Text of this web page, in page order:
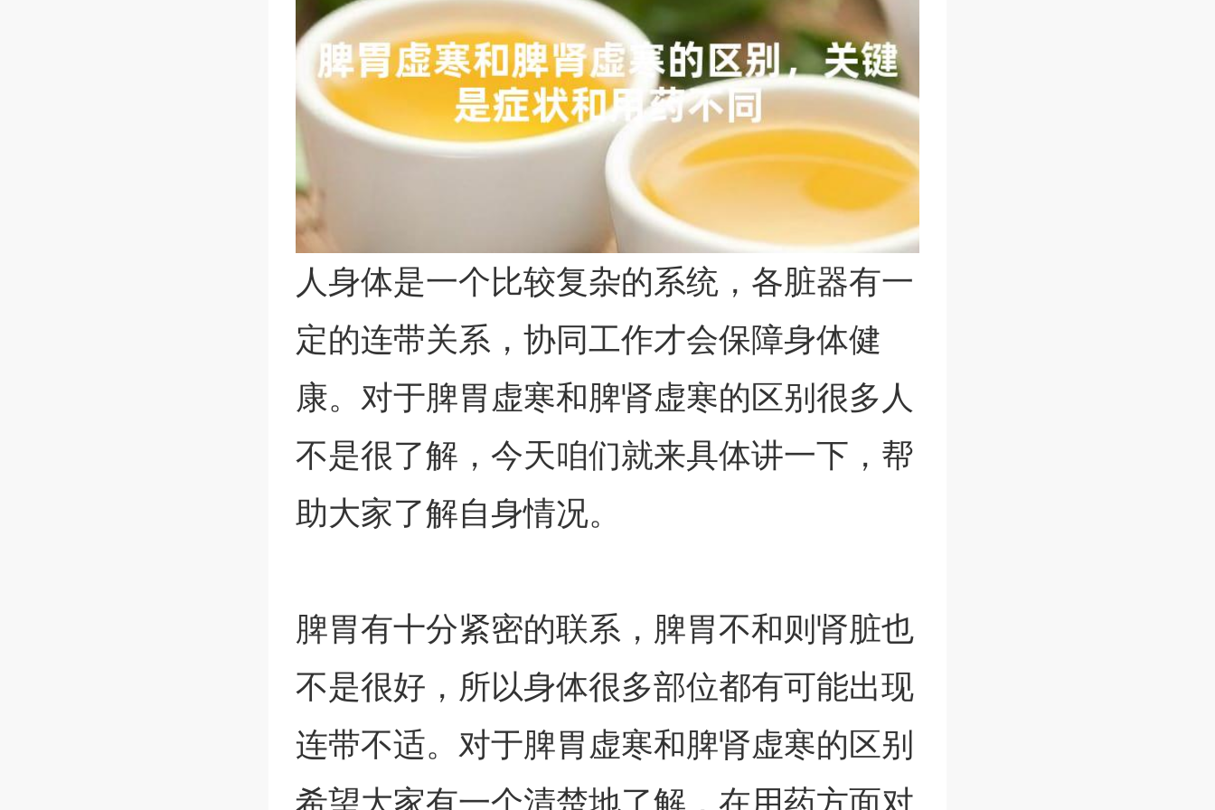
人身体是一个比较复杂的系统，各脏器有一
定的连带关系，协同工作才会保障身体健
康。对于脾胃虚寒和脾肾虚寒的区别很多人
不是很了解，今天咱们就来具体讲一下，帮
助大家了解自身情况。
脾胃有十分紧密的联系，脾胃不和则肾脏也
不是很好，所以身体很多部位都有可能出现
连带不适。对于脾胃虚寒和脾肾虚寒的区别
希望大家有一个清楚地了解，在用药方面对